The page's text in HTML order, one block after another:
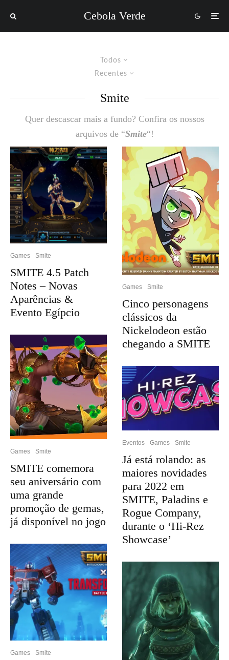
Cebola Verde
Todos
Recentes
Smite
Quer descascar mais a fundo? Confira os nossos
arquivos de “Smite“!
Games Smite
SMITE 4.5 Patch
Notes – Novas
Aparências &
Evento Egípcio
Games Smite
SMITE comemora
seu aniversário com
uma grande
promoção de gemas,
já disponível no jogo
Games Smite
Games Smite
Cinco personagens
clássicos da
Nickelodeon estão
chegando a SMITE
Eventos Games Smite
Já está rolando: as
maiores novidades
para 2022 em
SMITE, Paladins e
Rogue Company,
durante o ‘Hi-Rez
Showcase’